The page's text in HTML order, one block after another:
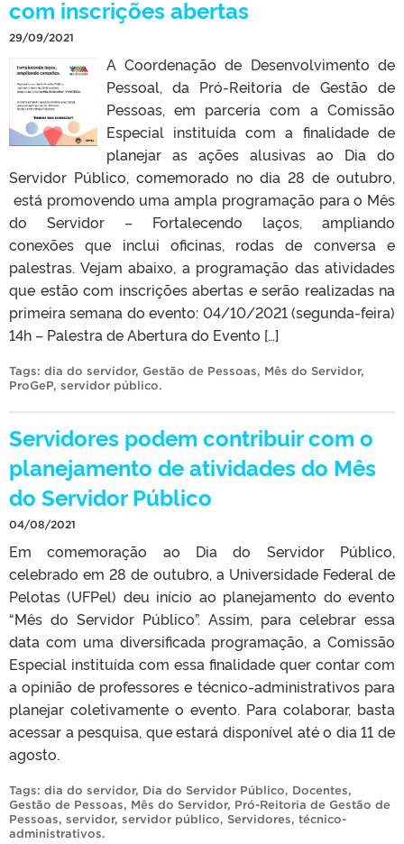
com inscrições abertas
29/09/2021
A Coordenação de Desenvolvimento de
Pessoal, da Pró-Reitoria de Gestão de
Pessoas, em parceria com a Comissão
Especial instituída com a finalidade de
planejar as ações alusivas ao Dia do
Servidor Público, comemorado no dia 28 de outubro,
está promovendo uma ampla programação para o Mês
do Servidor – Fortalecendo laços, ampliando
conexões que inclui oficinas, rodas de conversa e
palestras. Vejam abaixo, a programação das atividades
que estão com inscrições abertas e serão realizadas na
primeira semana do evento: 04/10/2021 (segunda-feira)
14h – Palestra de Abertura do Evento […]
Tags: dia do servidor, Gestão de Pessoas, Mês do Servidor,
ProGeP, servidor público.
Servidores podem contribuir com o
planejamento de atividades do Mês
do Servidor Público
04/08/2021
Em comemoração ao Dia do Servidor Público,
celebrado em 28 de outubro, a Universidade Federal de
Pelotas (UFPel) deu início ao planejamento do evento
“Mês do Servidor Público”. Assim, para celebrar essa
data com uma diversificada programação, a Comissão
Especial instituída com essa finalidade quer contar com
a opinião de professores e técnico-administrativos para
planejar coletivamente o evento. Para colaborar, basta
acessar a pesquisa, que estará disponível até o dia 11 de
agosto.
Tags: dia do servidor, Dia do Servidor Público, Docentes,
Gestão de Pessoas, Mês do Servidor, Pró-Reitoria de Gestão de
Pessoas, servidor, servidor público, Servidores, técnico-
administrativos.